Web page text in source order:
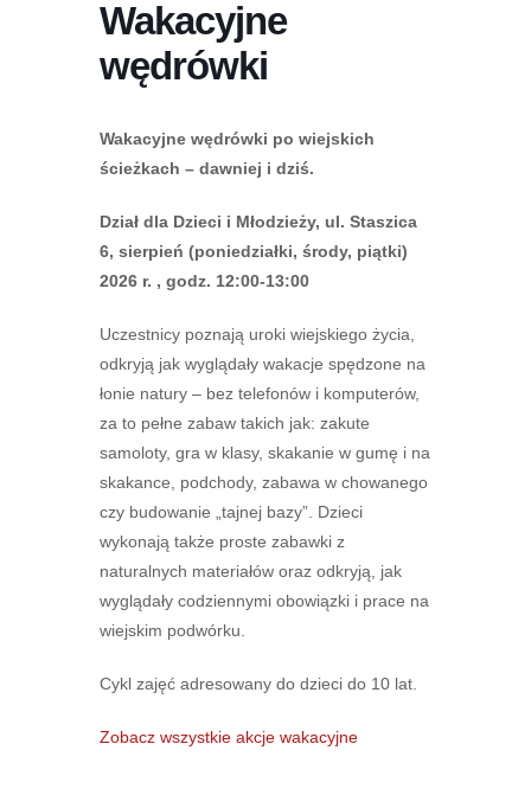
Wakacyjne
wędrówki
Wakacyjne wędrówki po wiejskich
ścieżkach – dawniej i dziś.
Dział dla Dzieci i Młodzieży, ul. Staszica
6, sierpień (poniedziałki, środy, piątki)
2026 r. , godz. 12:00-13:00
Uczestnicy poznają uroki wiejskiego życia,
odkryją jak wyglądały wakacje spędzone na
łonie natury – bez telefonów i komputerów,
za to pełne zabaw takich jak: zakute
samoloty, gra w klasy, skakanie w gumę i na
skakance, podchody, zabawa w chowanego
czy budowanie „tajnej bazy”. Dzieci
wykonają także proste zabawki z
naturalnych materiałów oraz odkryją, jak
wyglądały codziennymi obowiązki i prace na
wiejskim podwórku.
Cykl zajęć adresowany do dzieci do 10 lat.
Zobacz wszystkie akcje wakacyjne